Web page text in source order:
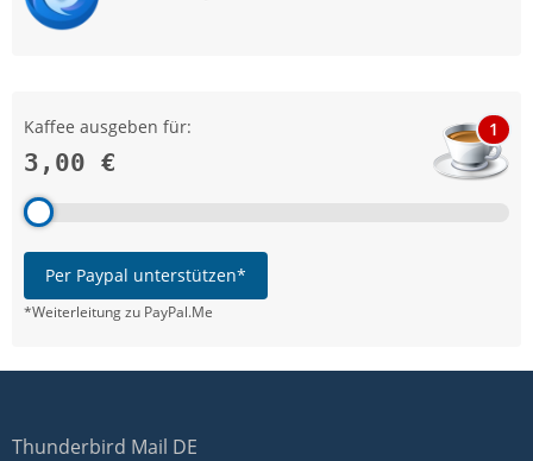
Kaffee ausgeben für:
3,00 €
1
Per Paypal unterstützen*
*Weiterleitung zu PayPal.Me
Thunderbird Mail DE